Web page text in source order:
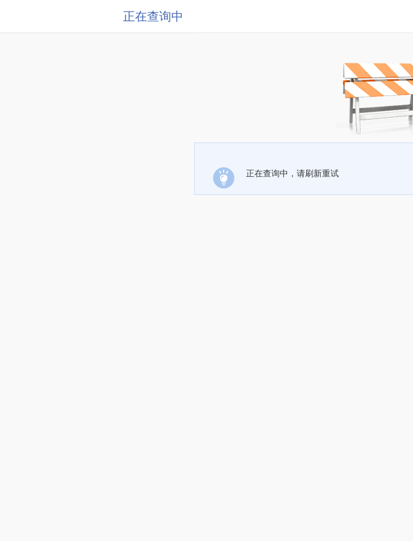
正在查询中
正在查询中，请刷新重试